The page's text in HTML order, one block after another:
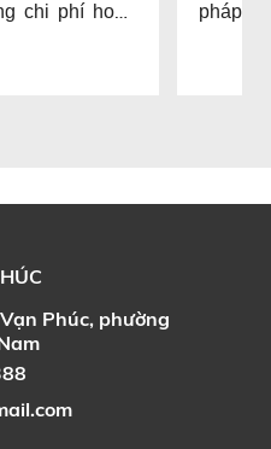
chi phí hoàn
pháp
Phúc, phường